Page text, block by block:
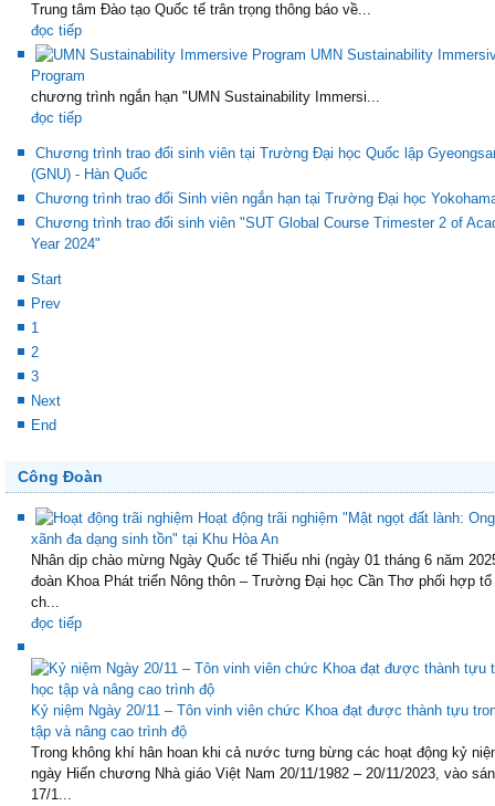
Trung tâm Đào tạo Quốc tế trân trọng thông báo về...
đọc tiếp
UMN Sustainability
Program
chương trình ngắn hạn "UMN Sustainability Immersi...
đọc tiếp
Chương trình trao đổi sinh viên tại Trường Đại học Quốc lập
(GNU) - Hàn Quốc
Chương trình trao đổi Sinh viên ngắn hạn tại Trường Đại học
Chương trình trao đổi sinh viên "SUT Global Course Trimester 2 of
Year 2024"
Start
Prev
1
2
3
Next
End
Công Đoàn
Hoạt động trãi nghiệm "Mật ngọt đất lành:
xãnh đa dạng sinh tồn" tại Khu Hòa An
Nhân dịp chào mừng Ngày Quốc tế Thiếu nhi (ngày 01 tháng 6 năm
đoàn Khoa Phát triển Nông thôn – Trường Đại học Cần Thơ phối hợp
ch...
đọc tiếp
Kỷ niệm Ngày 20/11 – Tôn vinh viên chức Khoa đạt được thành tựu
tập và nâng cao trình độ
Trong không khí hân hoan khi cả nước tưng bừng các hoạt động kỷ
ngày Hiến chương Nhà giáo Việt Nam 20/11/1982 – 20/11/2023, vào
17/1...